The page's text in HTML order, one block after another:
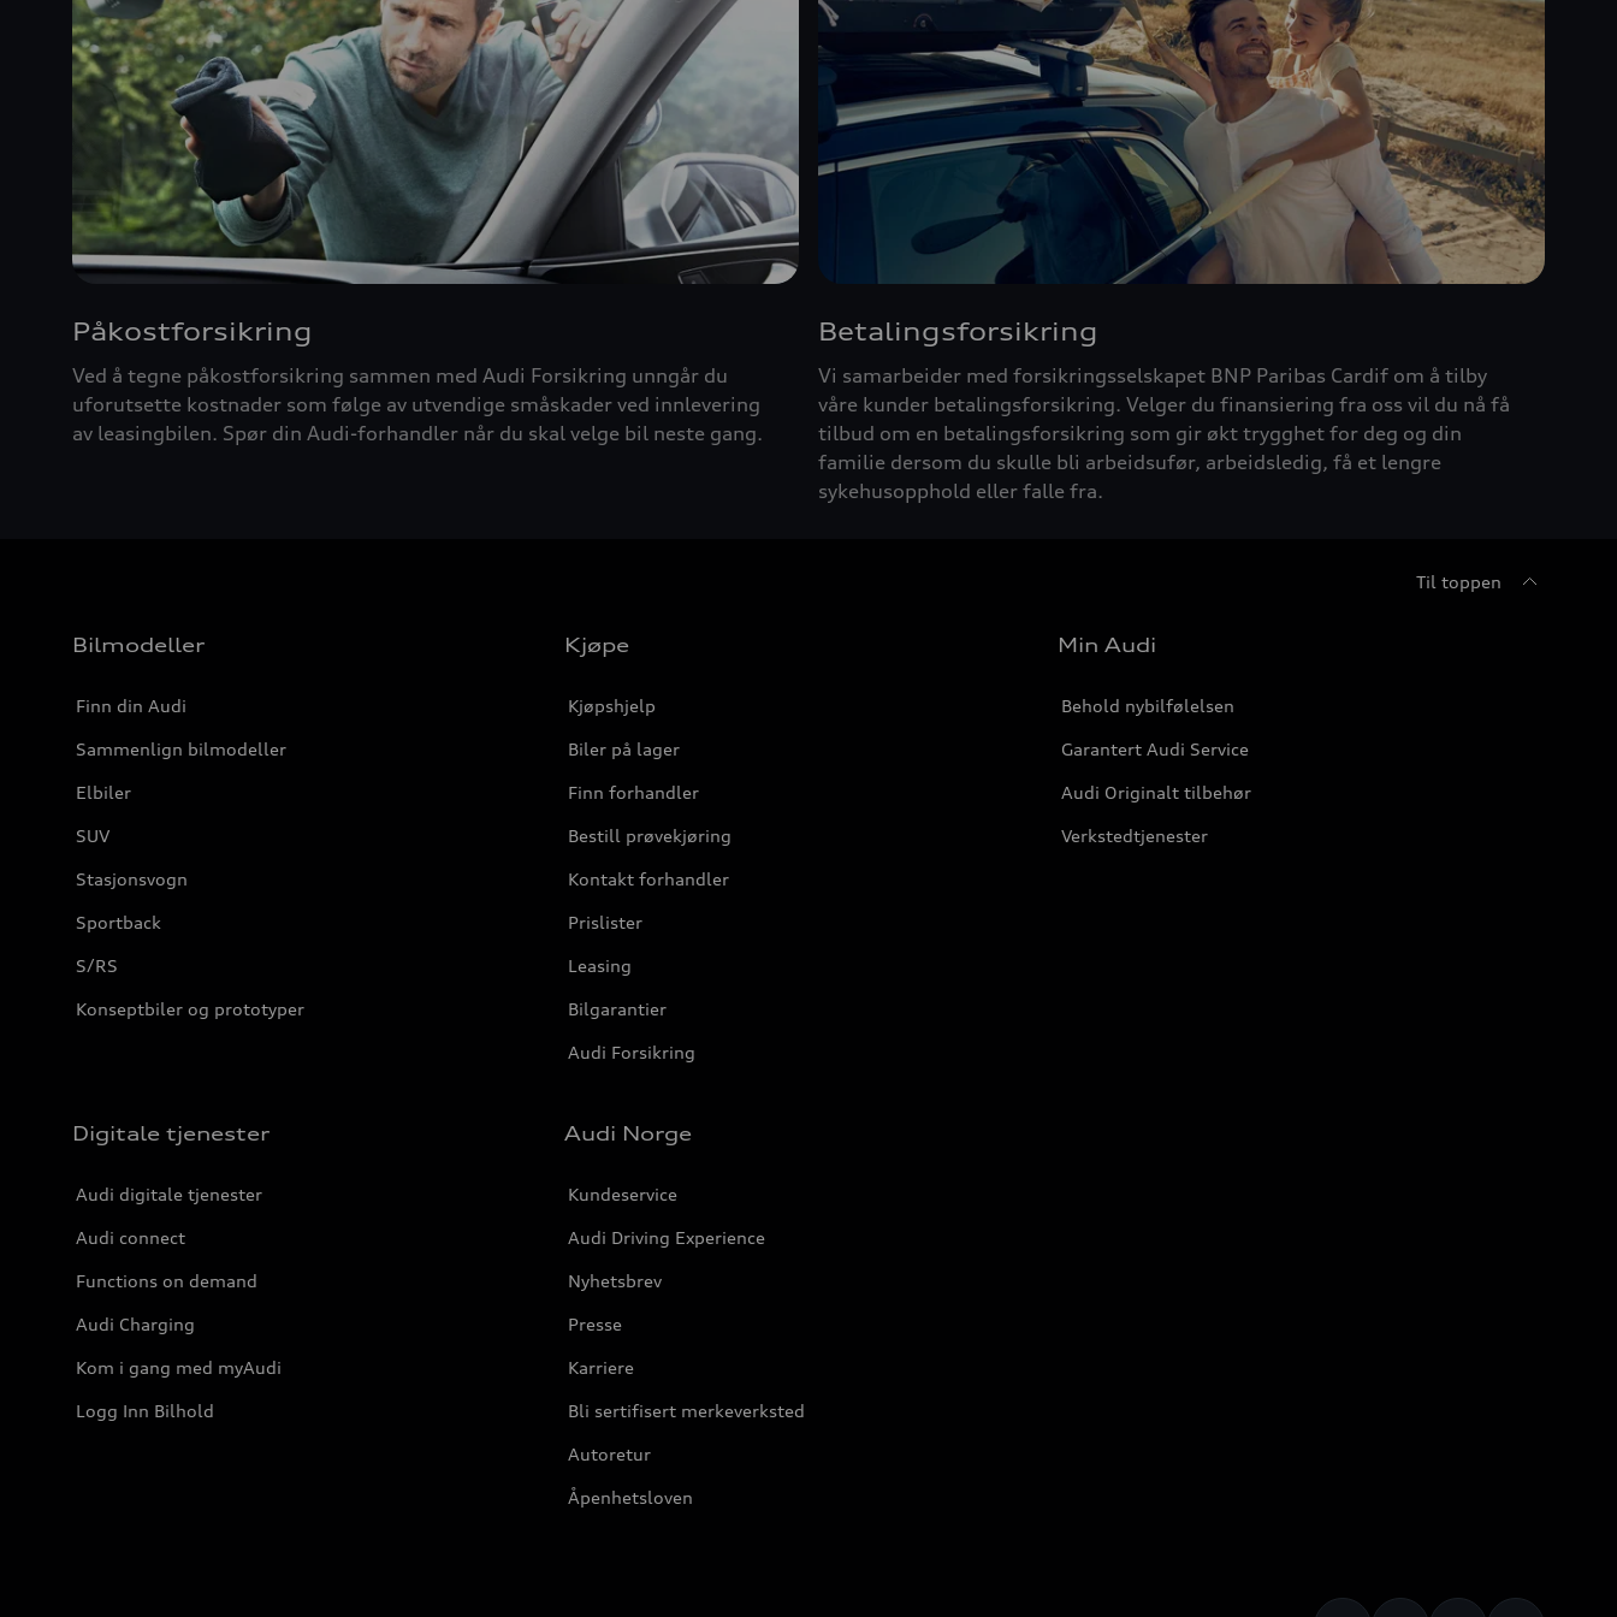
Påkostforsikring
Ved å tegne påkostforsikring sammen med Audi Forsikring unngår du
uforutsette kostnader som følge av utvendige småskader ved innlevering
av leasingbilen. Spør din Audi-forhandler når du skal velge bil neste gang.
Betalingsforsikring
Vi samarbeider med forsikringsselskapet BNP Paribas Cardif om å tilby
våre kunder betalingsforsikring. Velger du finansiering fra oss vil du nå få
tilbud om en betalingsforsikring som gir økt trygghet for deg og din
familie dersom du skulle bli arbeidsufør, arbeidsledig, få et lengre
sykehusopphold eller falle fra.
Til toppen
Bilmodeller
Finn din Audi
Sammenlign bilmodeller
Elbiler
SUV
Stasjonsvogn
Sportback
S/RS
Konseptbiler og prototyper
Kjøpe
Kjøpshjelp
Biler på lager
Finn forhandler
Bestill prøvekjøring
Kontakt forhandler
Prislister
Leasing
Bilgarantier
Audi Forsikring
Min Audi
Behold nybilfølelsen
Garantert Audi Service
Audi Originalt tilbehør
Verkstedtjenester
Digitale tjenester
Audi digitale tjenester
Audi connect
Functions on demand
Audi Charging
Kom i gang med myAudi
Logg Inn Bilhold
Audi Norge
Kundeservice
Audi Driving Experience
Nyhetsbrev
Presse
Karriere
Bli sertifisert merkeverksted
Autoretur
Åpenhetsloven